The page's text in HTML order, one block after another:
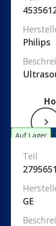
Philips
Auf Lager
Teil
2795651
GE